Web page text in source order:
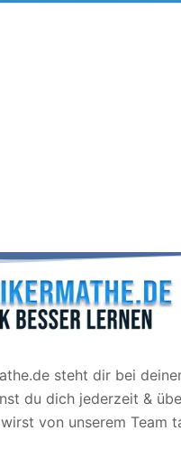
steht dir bei
du dich jederzeit &
von unserem Team